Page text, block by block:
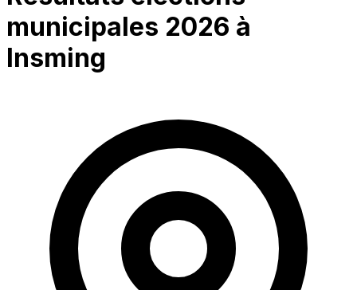
municipales 2026 à
Insming